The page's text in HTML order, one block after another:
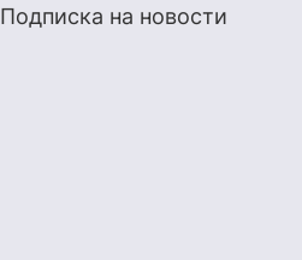
Подписка на новости